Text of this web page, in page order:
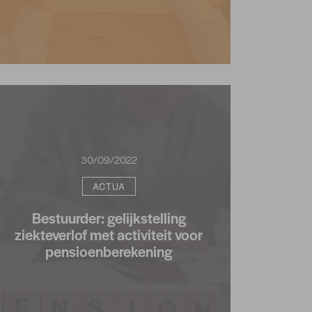
30/09/2022
ACTUA
Bestuurder: gelijkstelling
ziekteverlof met activiteit voor
pensioenberekening